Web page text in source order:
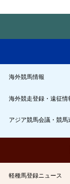
海外競馬情報
海外競走登録・遠征情
アジア競馬会議・競馬
軽種馬登録ニュース